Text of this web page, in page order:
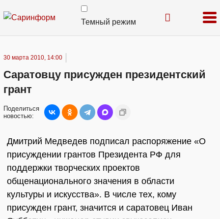
Темный режим
30 марта 2010, 14:00
Саратовцу присужден президентский
грант
Поделиться
новостью:
Дмитрий Медведев подписал распоряжение «О
присуждении грантов Президента РФ для
поддержки творческих проектов
общенационального значения в области
культуры и искусства». В числе тех, кому
присужден грант, значится и саратовец Иван